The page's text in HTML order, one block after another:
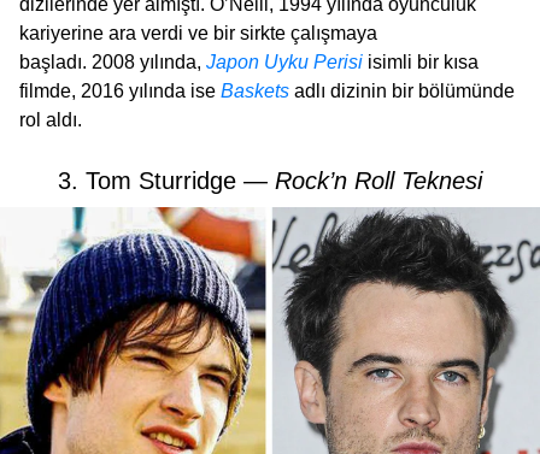
dizilerinde yer almıştı. O’Neill, 1994 yılında oyunculuk
kariyerine ara verdi ve bir sirkte çalışmaya
başladı. 2008 yılında, Japon Uyku Perisi isimli bir kısa
filmde, 2016 yılında ise Baskets adlı dizinin bir bölümünde
rol aldı.
3. Tom Sturridge — Rock’n Roll Teknesi